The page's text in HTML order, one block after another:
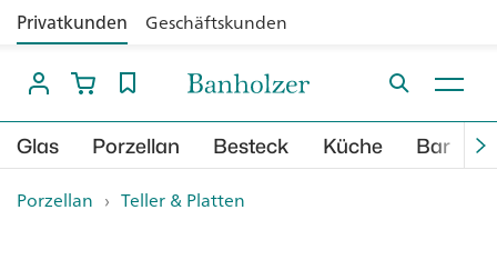
Privatkunden Geschäftskunden
Glas Porzellan Besteck Küche Bar
Porzellan › Teller & Platten